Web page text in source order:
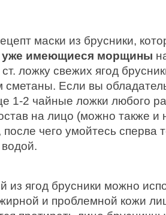
маски из брусники,
уже имеющиеся морщины
ложку свежих ягод
сметаны. Если вы
1-2 чайные ложки любого
на лицо (можно также и
после чего умойтесь сперва
из ягод брусники можно
и проблемной кожи